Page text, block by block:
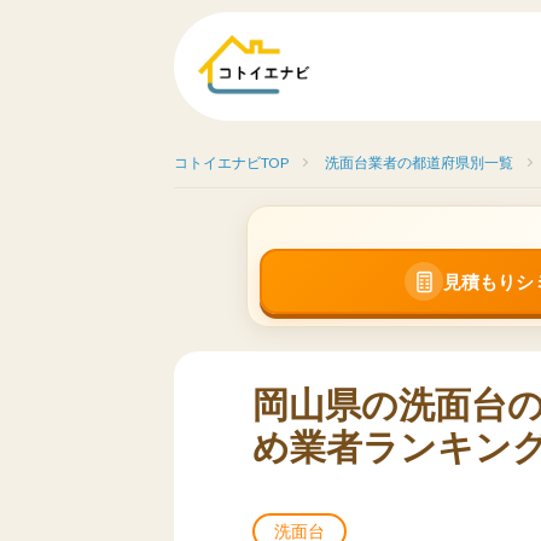
コトイエナビTOP 洗面台業者の都道府県別一覧
見積もり
岡山県の洗面台
め業者ランキン
洗面台